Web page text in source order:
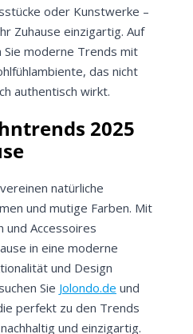
oder Kunstwerke –
Zuhause einzigartig. Auf
moderne Trends mit
das nicht
authentisch wirkt.
2025
natürliche
und mutige Farben. Mit
und Accessoires
in eine moderne
und Design
Sie Jolondo.de und
perfekt zu den Trends
und einzigartig.